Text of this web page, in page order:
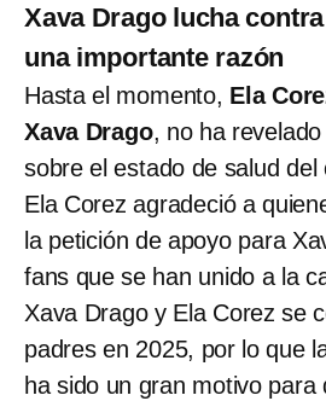
Xava Drago lucha
una importante razón
Hasta el momento, Ela
Xava Drago, no ha
sobre el estado de salud del
Ela Corez agradeció a
la petición de apoyo para
fans que se han unido a la
Xava Drago y Ela Corez se
padres en 2025, por lo que
ha sido un gran motivo para